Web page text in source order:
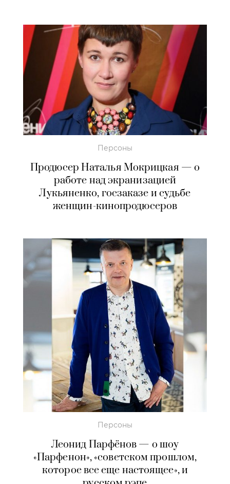
Персоны
Продюсер Наталья Мокрицкая — о
работе над экранизацией
Лукьяненко, госзаказе и судьбе
женщин-кинопродюсеров
Персоны
Леонид Парфёнов — о шоу
«Парфенон», «советском прошлом,
которое все еще настоящее», и